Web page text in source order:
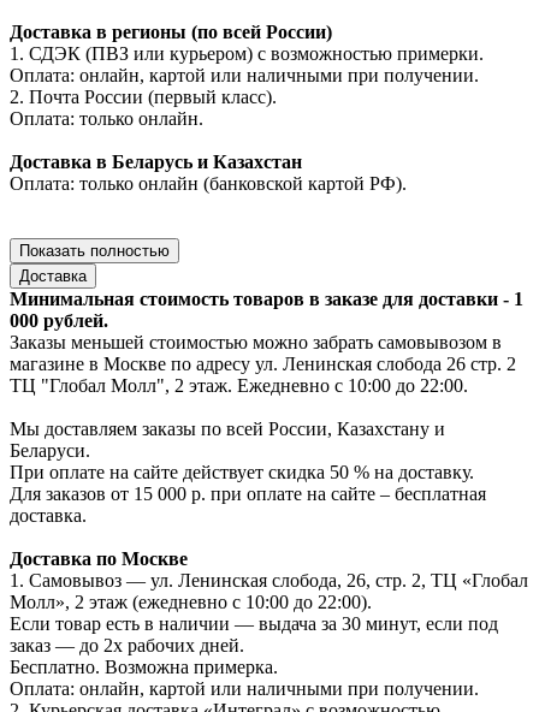
Доставка в регионы (по всей России)
1. СДЭК (ПВЗ или курьером) с возможностью примерки.
Оплата: онлайн, картой или наличными при получении.
2. Почта России (первый класс).
Оплата: только онлайн.
Доставка в Беларусь и Казахстан
Оплата: только онлайн (банковской картой РФ).
Показать полностью
Доставка
Минимальная стоимость товаров в заказе для доставки - 1
000 рублей.
Заказы меньшей стоимостью можно забрать самовывозом в
магазине в Москве по адресу ул. Ленинская слобода 26 стр. 2
ТЦ "Глобал Молл", 2 этаж. Ежедневно с 10:00 до 22:00.
Мы доставляем заказы по всей России, Казахстану и
Беларуси.
При оплате на сайте действует скидка 50 % на доставку.
Для заказов от 15 000 р. при оплате на сайте – бесплатная
доставка.
Доставка по Москве
1. Самовывоз — ул. Ленинская слобода, 26, стр. 2, ТЦ «Глобал
Молл», 2 этаж (ежедневно с 10:00 до 22:00).
Если товар есть в наличии — выдача за 30 минут, если под
заказ — до 2х рабочих дней.
Бесплатно. Возможна примерка.
Оплата: онлайн, картой или наличными при получении.